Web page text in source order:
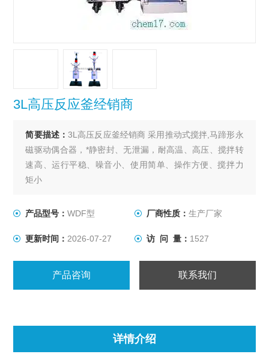
3L高压反应釜经销商
简要描述：3L高压反应釜经销商 采用推动式搅拌,马蹄形永
磁驱动偶合器，*静密封、无泄漏，耐高温、高压、搅拌转
速高、运行平稳、噪音小、使用简单、操作方便、搅拌力
矩小
产品型号：WDF型 厂商性质： 生产厂家
更新时间： 2026-07-27 访 问 量： 1527
产品咨询 联系我们
详情介绍